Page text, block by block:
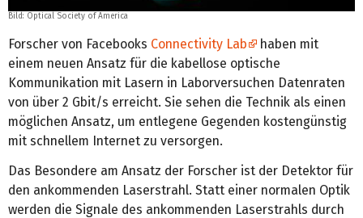
Bild: Optical Society of America
Forscher von Facebooks Connectivity Lab
haben mit
einem neuen Ansatz für die kabellose optische
Kommunikation mit Lasern in Laborversuchen Datenraten
von über 2 Gbit/s erreicht. Sie sehen die Technik als einen
möglichen Ansatz, um entlegene Gegenden kostengünstig
mit schnellem Internet zu versorgen.
Das Besondere am Ansatz der Forscher ist der Detektor für
den ankommenden Laserstrahl. Statt einer normalen Optik
werden die Signale des ankommenden Laserstrahls durch